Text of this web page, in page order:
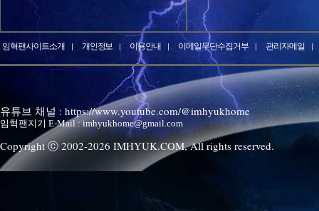
임혁팬사이트소개 개인정보 이용안내 이메일무단수집거부 관리자메일
유튜브 채널 : https://www.youtube.com/@imhyukhome
임혁팬지기 E-Mail : imhyukhome@gmail.com
Copyright ⓒ 2002-2026 IMHYUK.COM,All rights reserved.